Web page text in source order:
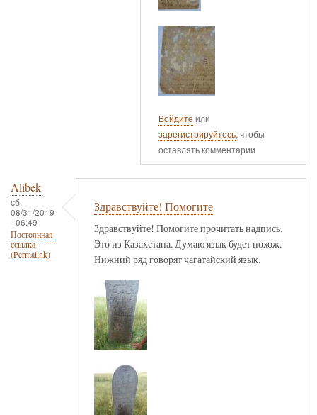
Войдите или
зарегистрируйтесь, чтобы
оставлять комментарии
Alibek
сб,
08/31/2019
- 06:49
Постоянная
ссылка
(Permalink)
Здравствуйте! Помогите
Здравствуйте! Помогите прочитать надпись.
Это из Казахстана. Думаю язык будет похож.
Нижний ряд говорят чагатайский язык.